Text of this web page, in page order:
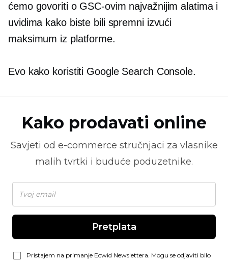
ćemo govoriti o GSC-ovim najvažnijim alatima i
uvidima kako biste bili spremni izvući
maksimum iz platforme.
Evo kako koristiti Google Search Console.
Kako prodavati online
Savjeti od e-commerce stručnjaci za vlasnike
malih tvrtki i buduće poduzetnike.
Pretplata
Pristajem na primanje Ecwid Newslettera. Mogu se odjaviti bilo